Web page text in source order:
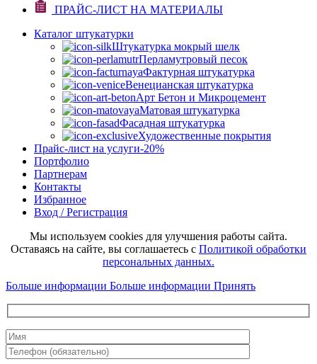
ПРАЙС-ЛИСТ НА МАТЕРИАЛЫ
Каталог штукатурки
Штукатурка мокрый шелк
Перламутровый песок
Фактурная штукатурка
Венецианская штукатурка
Арт Бетон и Микроцемент
Матовая штукатурка
Фасадная штукатурка
Художественные покрытия
Прайс-лист на услуги-20%
Портфолио
Партнерам
Контакты
Избранное
Вход / Регистрация
Мы используем cookies для улучшения работы сайта.
Оставаясь на сайте, вы соглашаетесь с Политикой обработки
персональных данных.
Больше информации Больше информации Принять